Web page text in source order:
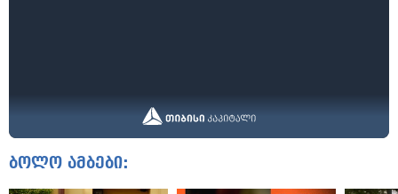
ბოლო ამბები: